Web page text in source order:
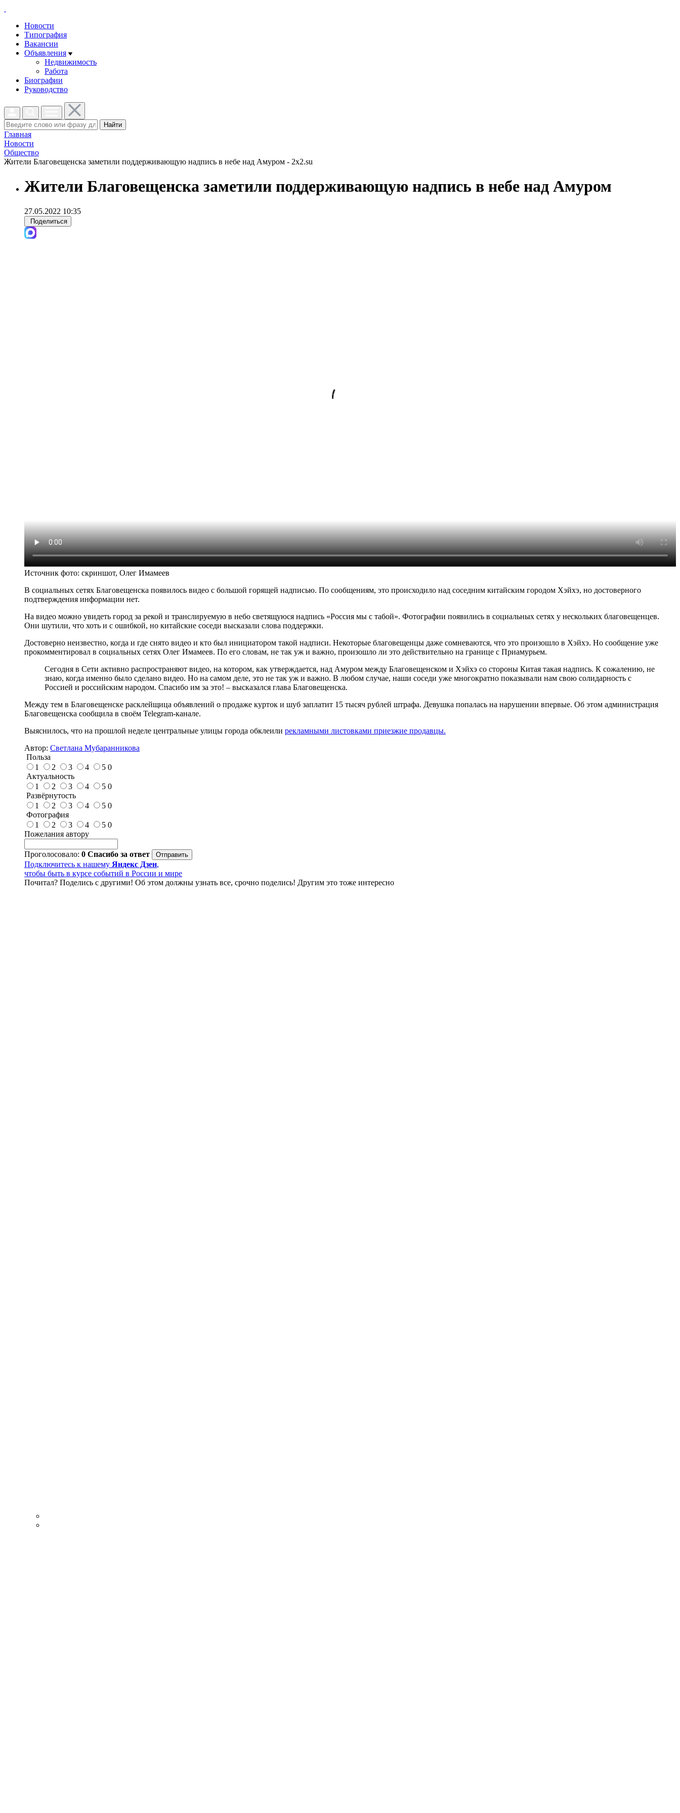
Новости
Типография
Вакансии
Объявления
Недвижимость
Работа
Биографии
Руководство
Найти
Главная
Новости
Общество
Жители Благовещенска заметили поддерживающую надпись в небе над Амуром - 2x2.su
Жители Благовещенска заметили поддерживающую надпись в небе над Амуром
27.05.2022 10:35
Поделиться
Источник фото: скриншот, Олег Имамеев
В социальных сетях Благовещенска появилось видео с большой горящей надписью. По сообщениям, это происходило над соседним китайским городом Хэйхэ, но достоверного
подтверждения информации нет.
На видео можно увидеть город за рекой и транслируемую в небо светящуюся надпись «Россия мы с табой». Фотографии появились в социальных сетях у нескольких благовещенцев.
Они шутили, что хоть и с ошибкой, но китайские соседи высказали слова поддержки.
Достоверно неизвестно, когда и где снято видео и кто был инициатором такой надписи. Некоторые благовещенцы даже сомневаются, что это произошло в Хэйхэ. Но сообщение уже
прокомментировал в социальных сетях Олег Имамеев. По его словам, не так уж и важно, произошло ли это действительно на границе с Приамурьем.
Сегодня в Сети активно распространяют видео, на котором, как утверждается, над Амуром между Благовещенском и Хэйхэ со стороны Китая такая надпись. К сожалению, не
знаю, когда именно было сделано видео. Но на самом деле, это не так уж и важно. В любом случае, наши соседи уже многократно показывали нам свою солидарность с
Россией и российским народом. Спасибо им за это! – высказался глава Благовещенска.
Между тем в Благовещенске расклейщица объявлений о продаже курток и шуб заплатит 15 тысяч рублей штрафа. Девушка попалась на нарушении впервые. Об этом администрация
Благовещенска сообщила в своём Telegram-канале.
Выяснилось, что на прошлой неделе центральные улицы города обклеили рекламными листовками приезжие продавцы.
Автор: Светлана Мубаранникова
Польза
1
2 3 4 5 0
Актуальность
1
2 3 4 5 0
Развёрнутость
1
2 3 4 5 0
Фотография
1
2 3 4 5 0
Пожелания автору
Проголосовало: 0 Спасибо за ответ
Подключитесь к нашему Яндекс Дзен,
чтобы быть в курсе событий в России и мире
Почитал? Поделись с другими! Об этом должны узнать все, срочно поделись! Другим это тоже интересно